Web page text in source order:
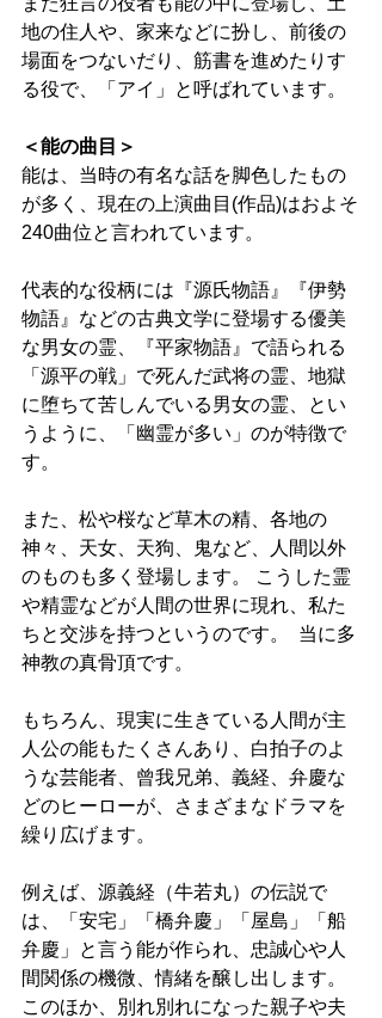
地の住人や、家来などに扮し、前後の
場面をつないだり、筋書を進めたりす
る役で、「アイ」と呼ばれています。
＜能の曲目＞
能は、当時の有名な話を脚色したもの
が多く、現在の上演曲目(作品)はおよそ
240曲位と言われています。
代表的な役柄には『源氏物語』『伊勢
物語』などの古典文学に登場する優美
な男女の霊、『平家物語』で語られる
「源平の戦」で死んだ武将の霊、地獄
に堕ちて苦しんでいる男女の霊、とい
うように、「幽霊が多い」のが特徴で
す。
また、松や桜など草木の精、各地の
神々、天女、天狗、鬼など、人間以外
のものも多く登場します。 こうした霊
や精霊などが人間の世界に現れ、私た
ちと交渉を持つというのです。  当に多
神教の真骨頂です。
もちろん、現実に生きている人間が主
人公の能もたくさんあり、白拍子のよ
うな芸能者、曾我兄弟、義経、弁慶な
どのヒーローが、さまざまなドラマを
繰り広げます。
例えば、源義経（牛若丸）の伝説で
は、「安宅」「橋弁慶」「屋島」「船
弁慶」と言う能が作られ、忠誠心や人
間関係の機微、情緒を醸し出します。
このほか、別れ別れになった親子や夫